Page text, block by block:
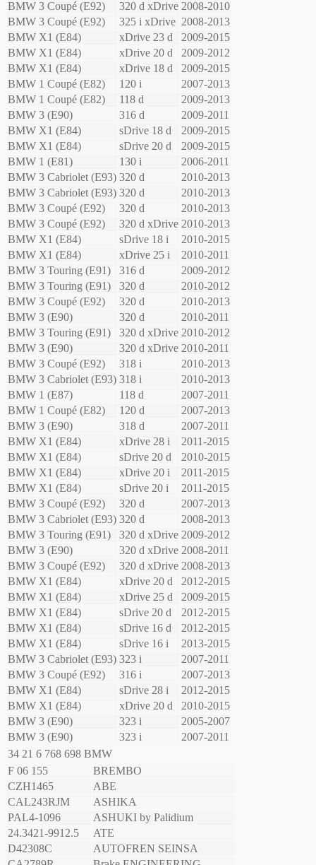
BMW 3 Coupé (E92) 320 d xDrive 2008-2010
BMW 3 Coupé (E92) 325 i xDrive 2008-2013
BMW X1 (E84) xDrive 23 d
2009-2015
BMW X1 (E84) xDrive 20 d
2009-2012
BMW X1 (E84) xDrive 18 d
2009-2015
BMW 1 Coupé (E82) 120 i
2007-2013
BMW 1 Coupé (E82) 118 d
2009-2013
BMW 3 (E90) 316 d
2009-2011
BMW X1 (E84) sDrive 18 d
2009-2015
BMW X1 (E84) sDrive 20 d
2009-2015
BMW 1 (E81) 130 i
2006-2011
BMW 3 Cabriolet (E93) 320 d
2010-2013
BMW 3 Cabriolet (E93) 320 d
2010-2013
BMW 3 Coupé (E92) 320 d
2010-2013
BMW 3 Coupé (E92) 320 d xDrive 2010-2013
BMW X1 (E84) sDrive 18 i
2010-2015
BMW X1 (E84) xDrive 25 i
2010-2011
BMW 3 Touring (E91) 316 d
2009-2012
BMW 3 Touring (E91) 320 d
2010-2012
BMW 3 Coupé (E92) 320 d
2010-2013
BMW 3 (E90) 320 d
2010-2011
BMW 3 Touring (E91) 320 d xDrive 2010-2012
BMW 3 (E90) 320 d xDrive 2010-2011
BMW 3 Coupé (E92) 318 i
2010-2013
BMW 3 Cabriolet (E93) 318 i
2010-2013
BMW 1 (E87) 118 d
2007-2011
BMW 1 Coupé (E82) 120 d
2007-2013
BMW 3 (E90) 318 d
2007-2011
BMW X1 (E84) xDrive 28 i
2011-2015
BMW X1 (E84) sDrive 20 d
2010-2015
BMW X1 (E84) xDrive 20 i
2011-2015
BMW X1 (E84) sDrive 20 i
2011-2015
BMW 3 Coupé (E92) 320 d
2007-2013
BMW 3 Cabriolet (E93) 320 d
2008-2013
BMW 3 Touring (E91) 320 d xDrive 2009-2012
BMW 3 (E90) 320 d xDrive 2008-2011
BMW 3 Coupé (E92) 320 d xDrive 2008-2013
BMW X1 (E84) xDrive 20 d
2012-2015
BMW X1 (E84) xDrive 25 d
2009-2015
BMW X1 (E84) sDrive 20 d
2012-2015
BMW X1 (E84) sDrive 16 d
2012-2015
BMW X1 (E84) sDrive 16 i
2013-2015
BMW 3 Cabriolet (E93) 323 i
2007-2011
BMW 3 Coupé (E92) 316 i
2007-2013
BMW X1 (E84) sDrive 28 i
2012-2015
BMW X1 (E84) xDrive 20 d
2010-2015
BMW 3 (E90) 323 i
2005-2007
BMW 3 (E90) 323 i
2007-2011
34 21 6 768 698 BMW
F 06 155
BREMBO
CZH1465
ABE
CAL243RJM
ASHIKA
PAL4-1096
ASHUKI by Palidium
24.3421-9912.5
ATE
D42308C
AUTOFREN SEINSA